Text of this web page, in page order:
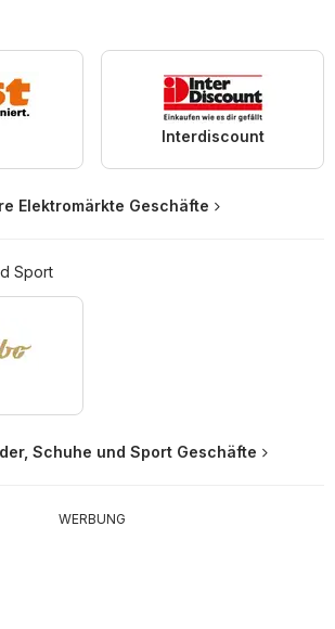
Interdiscount
Elektromärkte Geschäfte
Sport
Schuhe und Sport Geschäfte
WERBUNG